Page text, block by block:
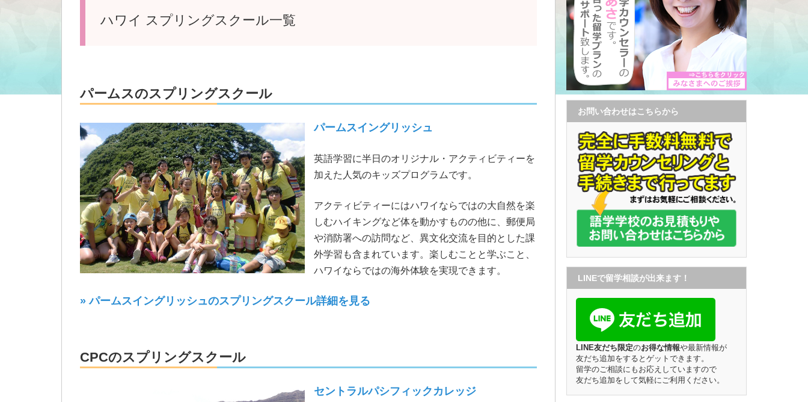
ハワイ スプリングスクール一覧
パームスのスプリングスクール
パームスイングリッシュ
英語学習に半日のオリジナル・アクティビティーを
加えた人気のキッズプログラムです。
アクティビティーにはハワイならではの大自然を楽
しむハイキングなど体を動かすものの他に、郵便局
や消防署への訪問など、異文化交流を目的とした課
外学習も含まれています。楽しむことと学ぶこと、
ハワイならではの海外体験を実現できます。
» パームスイングリッシュのスプリングスクール詳細を見る
CPCのスプリングスクール
セントラルパシフィックカレッジ
お問い合わせはこちらから
LINEで留学相談が出来ます！
LINE友だち限定のお得な情報や最新情報が
友だち追加をするとゲットできます。
留学のご相談にもお応えしていますので
友だち追加をして気軽にご利用ください。